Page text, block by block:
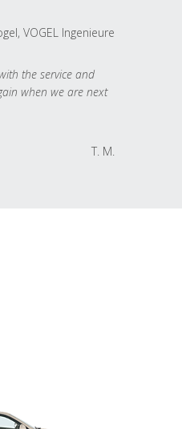
VOGEL Ingenieure
the service and
when we are next
T. M.